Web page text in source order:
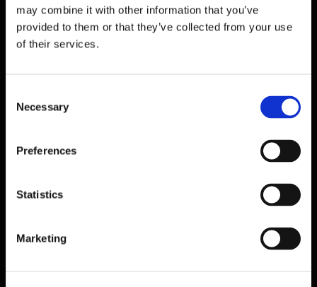
may combine it with other information that you’ve
provided to them or that they’ve collected from your use
of their services.
Selection
Necessary
Preferences
Statistics
Marketing
Prix dans la catégorie
PRODUCTION